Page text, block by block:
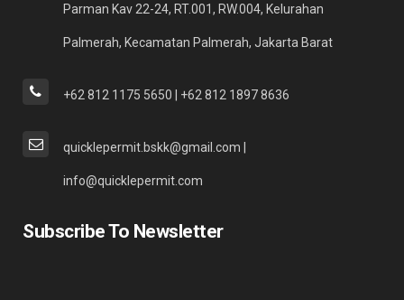
Parman Kav 22-24, RT.001, RW.004, Kelurahan
Palmerah, Kecamatan Palmerah, Jakarta Barat
+62 812 1175 5650 | +62 812 1897 8636
quicklepermit.bskk@gmail.com |
info@quicklepermit.com
Subscribe To Newsletter